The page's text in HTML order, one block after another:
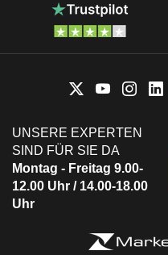
UNSERE EXPERTEN
SIND FÜR SIE DA
Montag - Freitag 9.00-
12.00 Uhr / 14.00-18.00
Uhr